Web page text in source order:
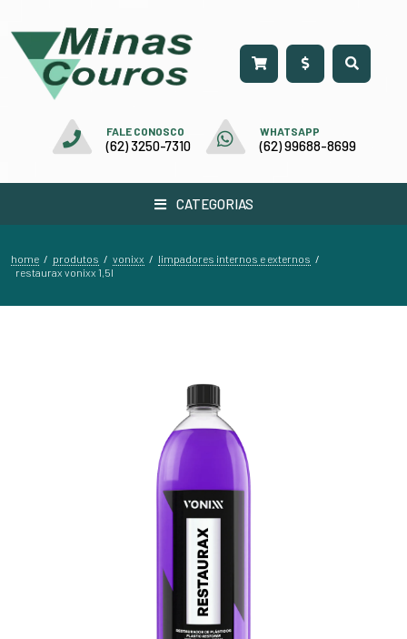
FALE CONOSCO
(62) 3250-7310
WHATSAPP
(62) 99688-8699
CATEGORIAS
home / produtos / vonixx / limpadores internos e externos /
restaurax vonixx 1,5l